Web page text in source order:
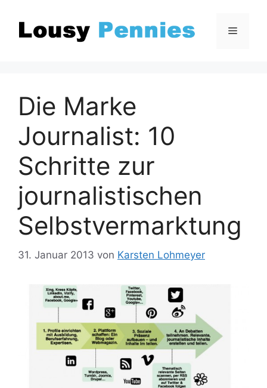
Inhalt
springen
Menü
Die Marke
Journalist: 10
Schritte zur
journalistischen
Selbstvermarktung
31. Januar 2013 von Karsten Lohmeyer